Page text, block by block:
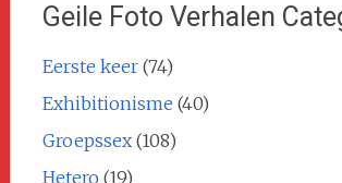
Geile Foto Verhalen
Eerste keer(74)
Exhibitionisme (40)
Groepssex(108)
Hetero (19)